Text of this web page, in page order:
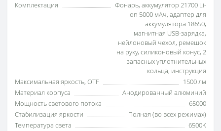
Комплектация
Фонарь, аккумулятор 21700 Li-
Ion 5000 мАч, адаптер для
аккумулятора 18650,
магнитная USB-зарядка,
нейлоновый чехол, ремешок
на руку, силиконовый конус, 2
запасных уплотнительных
кольца, инструкция
Максимальная яркость, OTF
1500 лм
Материал корпуса
Анодированный алюминий
Мощность светового потока
65000
Стабилизация яркости
Полная (во всех режимах)
Температура света
6500K